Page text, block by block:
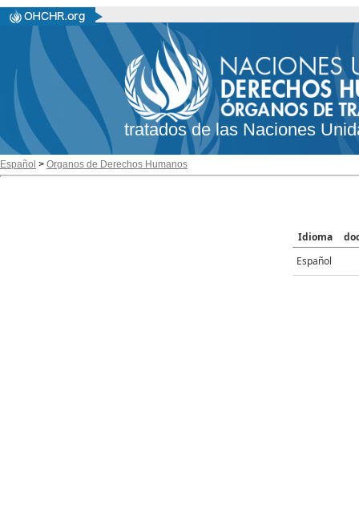
tratados de las Naciones
Español > Organos de Derechos Humanos
Idioma
Español